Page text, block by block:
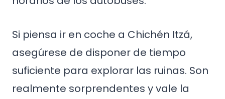
Si piensa ir en coche a Chichén Itzá,
asegúrese de disponer de tiempo
suficiente para explorar las ruinas. Son
realmente sorprendentes y vale la